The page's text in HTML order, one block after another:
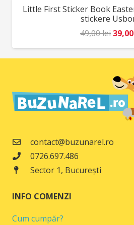
REDUCERI!
Little First Sticker Book
stickere
49,00lei
a
fost:
39,00
contact@buzunarel.ro
0726.697.486
Sector 1, București
INFO COMENZI
Cum cumpăr?